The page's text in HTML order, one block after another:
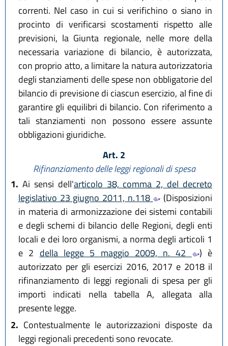
correnti. Nel caso in cui si verifichino o siano in
procinto di verificarsi scostamenti rispetto alle
previsioni, la Giunta regionale, nelle more della
necessaria variazione di bilancio, è autorizzata,
con proprio atto, a limitare la natura autorizzatoria
degli stanziamenti delle spese non obbligatorie del
bilancio di previsione di ciascun esercizio, al fine di
garantire gli equilibri di bilancio. Con riferimento a
tali stanziamenti non possono essere assunte
obbligazioni giuridiche.
Art. 2
Rifinanziamento delle leggi regionali di spesa
1. Ai sensi dell'articolo 38, comma 2, del decreto
legislativo 23 giugno 2011, n.118
(Disposizioni
in materia di armonizzazione dei sistemi contabili
e degli schemi di bilancio delle Regioni, degli enti
locali e dei loro organismi, a norma degli articoli 1
e 2 della legge 5 maggio 2009, n. 42
) è
autorizzato per gli esercizi 2016, 2017 e 2018 il
rifinanziamento di leggi regionali di spesa per gli
importi indicati nella tabella A, allegata alla
presente legge.
2. Contestualmente le autorizzazioni disposte da
leggi regionali precedenti sono revocate.